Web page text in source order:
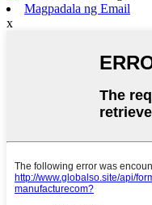
Magpadala ng Email
x